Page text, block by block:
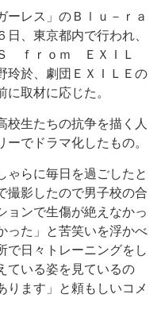
レス」のＢｌｕ－ｒａ
日、東京都内で行われ、
ｆｒｏｍ ＥＸＩＬ
於、劇団ＥＸＩＬＥの
取材に応じた。
生たちの抗争を描く人
でドラマ化したもの。
らに毎日を過ごしたと
撮影したので男子校の合
ョンで生傷が絶えなかっ
った」と苦笑いを浮かべ
で日々トレーニングをし
ている姿を見ているの
ります」と頼もしいコメ